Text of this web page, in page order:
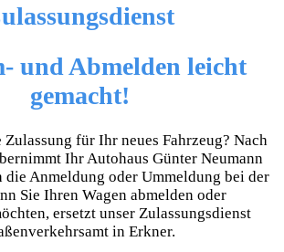
und Abmelden leicht
gemacht!
Zulassung für Ihr neues Fahrzeug? Nach
Ihr Autohaus Günter Neumann
die Anmeldung oder Ummeldung bei der
Sie Ihren Wagen abmelden oder
ersetzt unser Zulassungsdienst
in Erkner.